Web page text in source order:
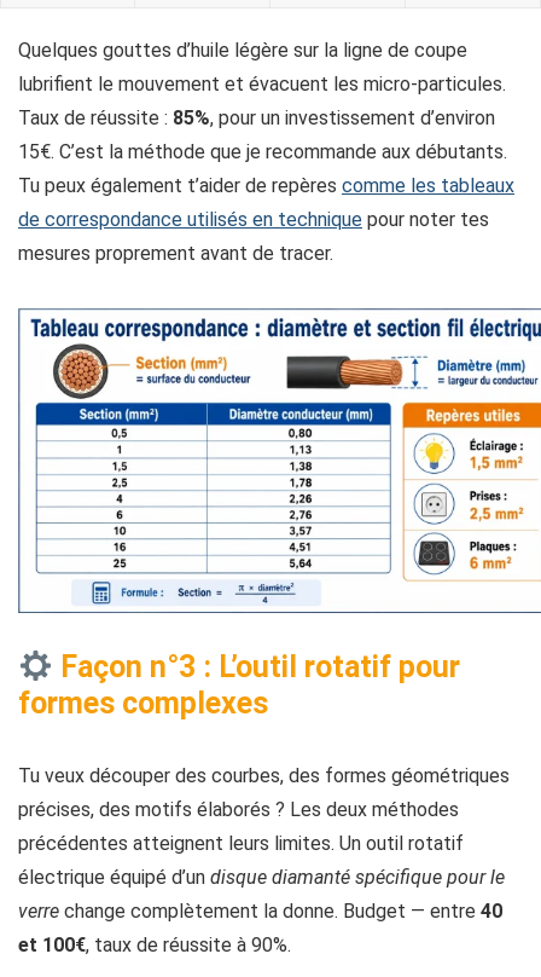
Quelques gouttes d’huile légère sur la ligne de coupe
lubrifient le mouvement et évacuent les micro-particules.
Taux de réussite : 85%, pour un investissement d’environ
15€. C’est la méthode que je recommande aux débutants.
Tu peux également t’aider de repères comme les tableaux
de correspondance utilisés en technique pour noter tes
mesures proprement avant de tracer.
Façon n°3 : L’outil rotatif pour
formes complexes
Tu veux découper des courbes, des formes géométriques
précises, des motifs élaborés ? Les deux méthodes
précédentes atteignent leurs limites. Un outil rotatif
électrique équipé d’un disque diamanté spécifique pour le
verre change complètement la donne. Budget — entre 40
et 100€, taux de réussite à 90%.